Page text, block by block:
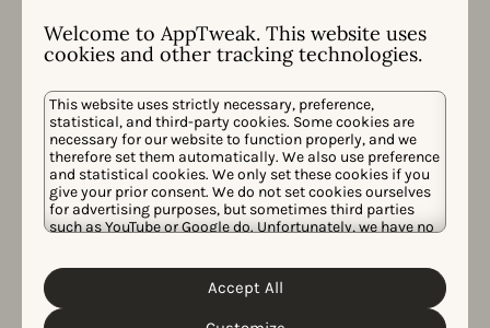
Welcome to AppTweak. This website uses
cookies and other tracking technologies.
This website uses strictly necessary, preference,
statistical, and third-party cookies. Some cookies are
necessary for our website to function properly, and we
therefore set them automatically. We also use preference
and statistical cookies. We only set these cookies if you
give your prior consent. We do not set cookies ourselves
for advertising purposes, but sometimes third parties
such as YouTube or Google do. Unfortunately, we have no
personal data and the different cookies we use, please
Cookie Policy&Privacy Policy
customize your cookie settings and preferences by
Accept All
API ET EXPORTATIONS EXCEL
Nos données, à votre
façon
Il n'est pas facile d'exporter des données et de créer
notre API App Store, exportez rapidement les données
AppTweak et de la console pour automatiser votre